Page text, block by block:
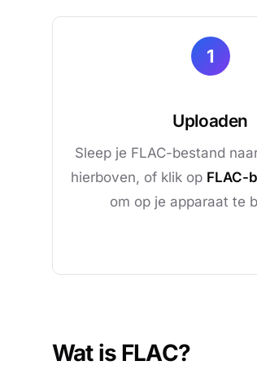
1
Uploaden
Sleep je FLAC-bestand
hierboven, of klik op FLAC-
om op je apparaat te
Wat is FLAC?